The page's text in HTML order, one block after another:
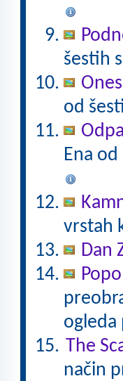
šestih
od
Ena
vrstah
Dan
ogleda
The
način